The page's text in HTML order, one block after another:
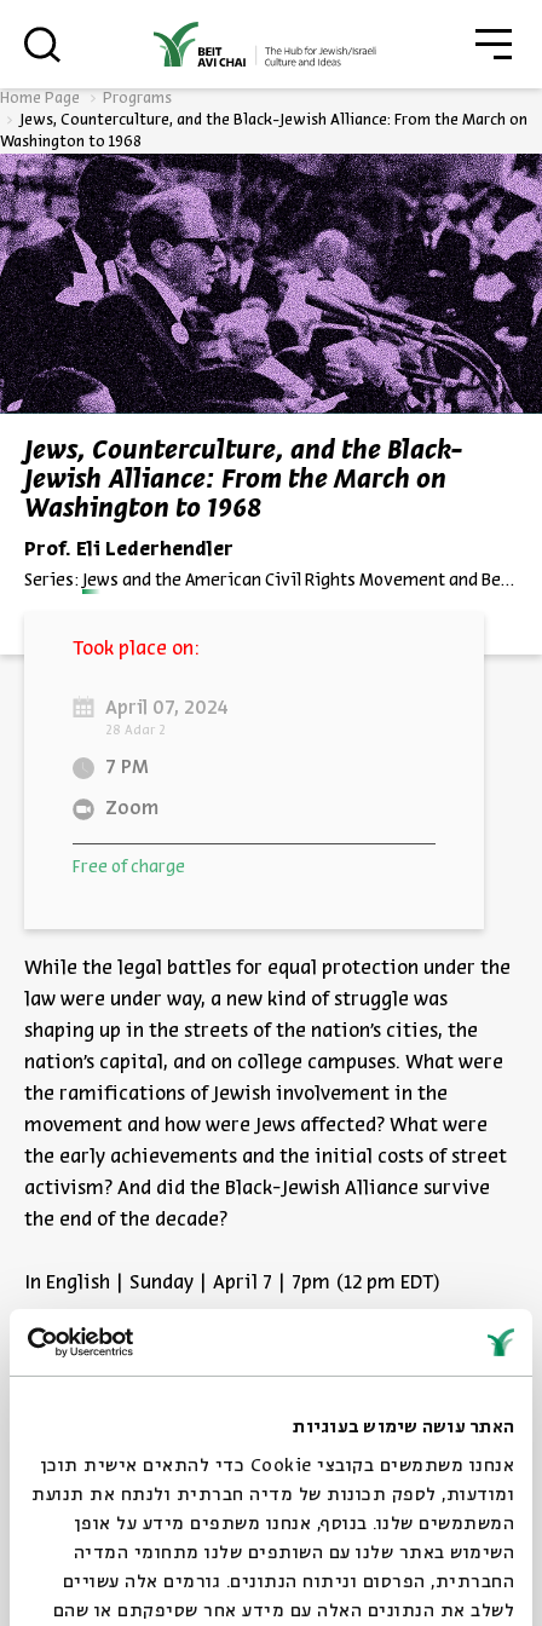
האתר עושה שימוש בעוגיות
אנחנו משתמשים בקובצי Cookie כדי להתאים אישית תוכן
ומודעות, לספק תכונות של מדיה חברתית ולנתח את תנועת
המשתמשים שלנו. בנוסף, אנחנו משתפים מידע על אופן
השימוש באתר שלנו עם השותפים שלנו מתחומי המדיה
החברתית, הפרסום וניתוח הנתונים. גורמים אלה עשויים
לשלב את הנתונים האלה עם מידע אחר שסיפקתם או שהם
Home Page
Programs
Jews, Counterculture, and the Black-Jewish Alliance: From the March on
Washington to 1968
Jews, Counterculture, and the Black-
Jewish Alliance: From the March on
Washington to 1968
Prof. Eli Lederhendler
Series: Jews and the American Civil Rights Movement and Beyond
While the legal battles for equal protection under the
law were under way, a new kind of struggle was
shaping up in the streets of the nation’s cities, the
nation’s capital, and on college campuses. What were
the ramifications of Jewish involvement in the
movement and how were Jews affected? What were
the early achievements and the initial costs of street
activism? And did the Black-Jewish Alliance survive
the end of the decade?
In English | Sunday | April 7 | 7pm (12 pm EDT)
Share Add to calendar
Took place on:
April 07, 2024
28 Adar 2
7 PM
Zoom
Free of charge
Always be in the know about
BEIT AVI CHAI’s programs!
*Email Address
Register